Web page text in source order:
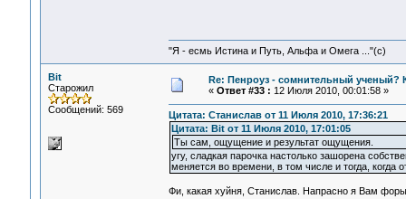
"Я - есмь Истина и Путь, Альфа и Омега ..."(с)
Bit
Старожил
Сообщений: 569
Re: Пенроуз - сомнительный ученый?
« Ответ #33 : 12 Июля 2010, 00:01:58 »
Цитата: Станислав от 11 Июля 2010, 17:36:21
Цитата: Bit от 11 Июля 2010, 17:01:05
Ты сам, ощущение и результат ощущения.
угу, сладкая парочка настолько зашорена
меняется во времени, в том числе и тогда, когда
Фи, какая хуйня, Станислав. Напрасно я Вам